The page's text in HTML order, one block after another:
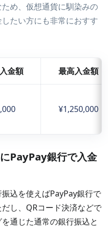
め、仮想通貨に馴染みの
たい方にも非常におすす
金額 最高入金額
¥1,250,000
PayPay銀行で入金
込を使えばPayPay銀行で
し、QRコード決済などで
通じた通常の銀行振込と